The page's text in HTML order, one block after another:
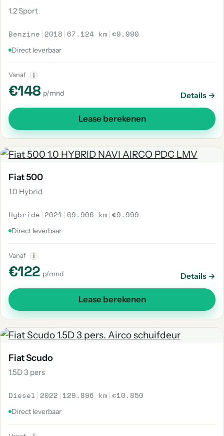
1.2 Sport
Benzine | 2018 | 67.124 km |€9.990
Direct leverbaar
Vanaf i
€148 p/mnd Details →
Lease berekenen
Fiat 500
1.0 Hybrid
Hybride | 2021 | 69.906 km |€9.999
Direct leverbaar
Vanaf i
€122 p/mnd Details →
Lease berekenen
Fiat Scudo
1.5D 3 pers
Diesel | 2022 | 129.896 km |€10.850
Direct leverbaar